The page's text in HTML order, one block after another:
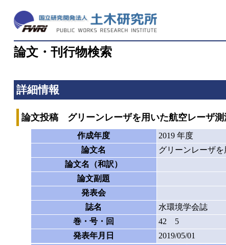
論文・刊行物検索
詳細情報
論文投稿 グリーンレーザを用いた航空レーザ
作成年度
2019 年度
論文名
グリーンレーザ
論文名（和訳）
論文副題
発表会
誌名
水環境学会誌
巻・号・回
42 5
発表年月日
2019/05/01